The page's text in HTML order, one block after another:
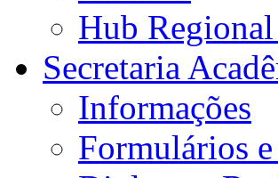
Hub
Secretaria
Informações
Formulários